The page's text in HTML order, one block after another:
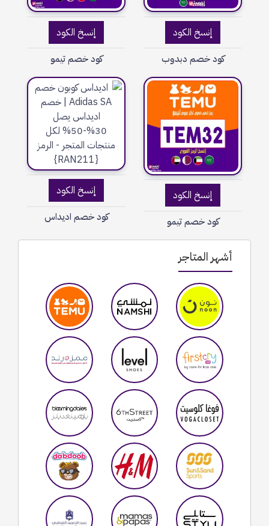
أشهر المتاجر
إنسخ الكود
كود خصم دبدوب
إنسخ الكود
كود خصم تيمو
إنسخ الكود
كود خصم تيمو
إنسخ الكود
كود خصم اديداس